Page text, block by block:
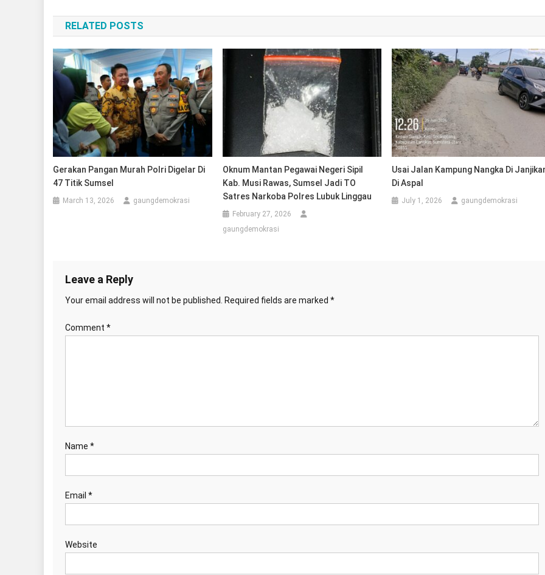
navigation
RELATED POSTS
Gerakan Pangan Murah Polri Digelar Di
47 Titik Sumsel
March 13, 2026 gaungdemokrasi
Oknum Mantan Pegawai Negeri Sipil
Kab. Musi Rawas, Sumsel Jadi TO
Satres Narkoba Polres Lubuk Linggau
February 27, 2026
gaungdemokrasi
Usai Jalan Kampung Nangka Di
Di Aspal
July 1, 2026 gaungdemokrasi
Leave a Reply
Your email address will not be published. Required fields are marked *
Comment *
Name *
Email *
Website